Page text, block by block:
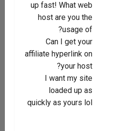
up fast! What web
host are you the
usage of?
Can I get your
affiliate hyperlink on
your host?
I want my site
loaded up as
quickly as yours lol